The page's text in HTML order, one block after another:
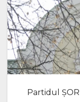
Partidul